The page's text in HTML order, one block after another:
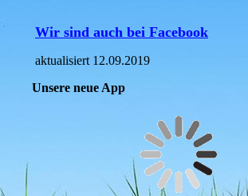
Wir sind auch bei Facebook
aktualisiert 12.09.2019
Unsere neue App